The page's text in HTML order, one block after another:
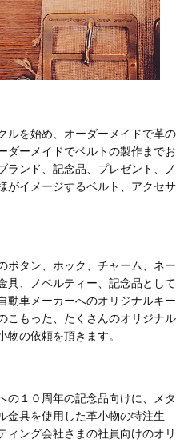
ルを始め、オーダーメイドで革の
ダーメイドでベルトの製作までお
ランド、記念品、プレゼント、ノ
がイメージするベルト、アクセサ
ボタン、ホック、チャーム、ネー
具、ノベルティー、記念品として
動車メーカーへのオリジナルキー
こもった、たくさんのオリジナル
の依頼を頂きます。
の１０周年の記念品向けに、メタ
金具を使用した革小物の特注生
ィング会社さまの社員向けのオリ